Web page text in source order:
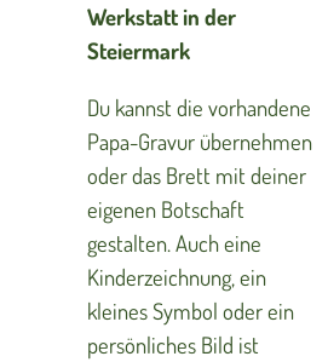
Werkstatt in der
Steiermark
Du kannst die vorhandene
Papa-Gravur übernehmen
oder das Brett mit deiner
eigenen Botschaft
gestalten. Auch eine
Kinderzeichnung, ein
kleines Symbol oder ein
persönliches Bild ist